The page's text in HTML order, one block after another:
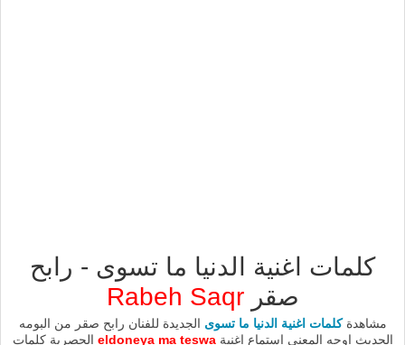
كلمات اغنية الدنيا ما تسوى - رابح
صقر Rabeh Saqr
مشاهدةكلمات اغنية الدنيا ما تسوى الجديدة للفنان رابح صقر من البومه
الحديث اوجه المعنى استماع اغنيةeldoneya ma teswa الحصرية كلمات